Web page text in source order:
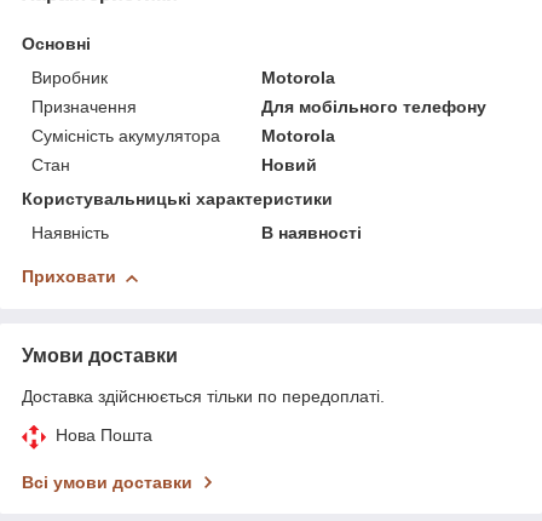
Основні
Виробник
Motorola
Призначення
Для мобільного телефону
Сумісність акумулятора
Motorola
Стан
Новий
Користувальницькі характеристики
Наявність
В наявності
Приховати
Умови доставки
Доставка здійснюється тільки по передоплаті.
Нова Пошта
Всі умови доставки